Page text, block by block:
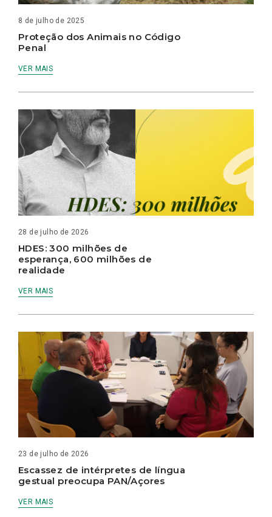
8 de julho de 2025
Proteção dos Animais no Código
Penal
VER MAIS
28 de julho de 2026
HDES: 300 milhões de
esperança, 600 milhões de
realidade
VER MAIS
23 de julho de 2026
Escassez de intérpretes de língua
gestual preocupa PAN/Açores
VER MAIS